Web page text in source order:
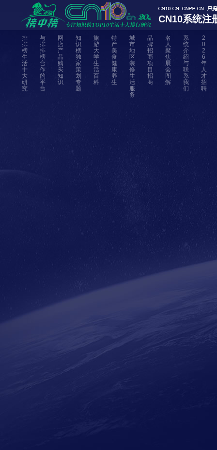
CN10系统注
排
排
榜
生
活
十
大
研
究
与
排
排
榜
合
作
的
平
台
网
店
产
品
购
买
知
识
知
识
榜
独
家
策
划
专
题
旅
游
大
学
生
活
百
科
特
产
美
食
健
康
养
生
城
市
地
区
装
修
生
活
服
务
品
牌
招
商
项
目
招
商
名
人
聚
焦
展
会
图
解
系
统
介
绍
与
联
系
我
们
2
0
2
6
年
人
才
招
聘